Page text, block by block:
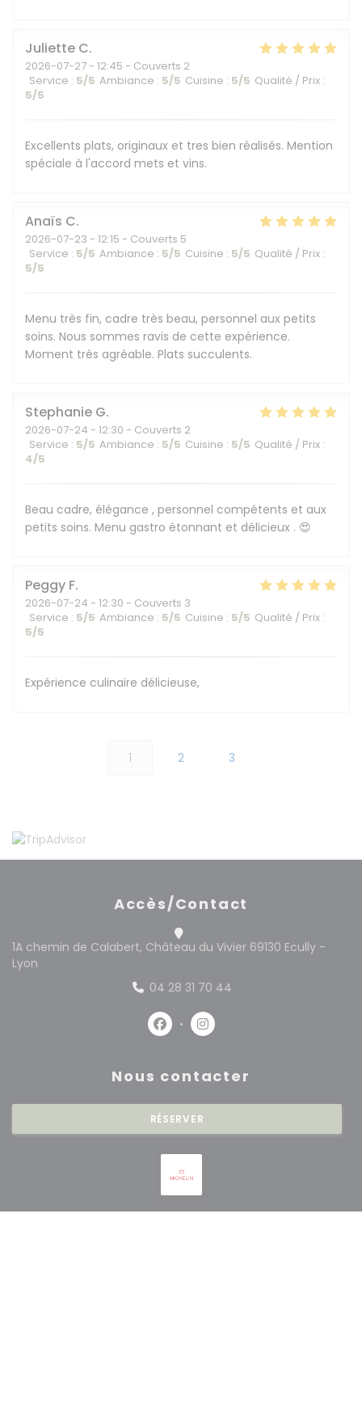
Juliette C
2026-07-27 - 12:45 - Couverts 2
Service : 5/5 Ambiance : 5/5 Cuisine : 5/5 Qualité / Prix :
5/5
Excellents plats, originaux et tres bien réalisés. Mention
spéciale à l'accord mets et vins.
Anaïs C
2026-07-23 - 12:15 - Couverts 5
Service : 5/5 Ambiance : 5/5 Cuisine : 5/5 Qualité / Prix :
5/5
Menu très fin, cadre très beau, personnel aux petits
soins. Nous sommes ravis de cette expérience.
Moment très agréable. Plats succulents.
Stephanie G
2026-07-24 - 12:30 - Couverts 2
Service : 5/5 Ambiance : 5/5 Cuisine : 5/5 Qualité / Prix :
4/5
Beau cadre, élégance , personnel compétents et aux
petits soins. Menu gastro étonnant et délicieux . 😍
Peggy F
2026-07-24 - 12:30 - Couverts 3
Service : 5/5 Ambiance : 5/5 Cuisine : 5/5 Qualité / Prix :
5/5
Expérience culinaire délicieuse,
1 2 3
Accès/Contact
1A chemin de Calabert, Château du Vivier 69130 Ecully -
Lyon
04 28 31 70 44
Facebook ((ouvre une
Instagram ((ouvre une
Nous contacter
RÉSERVER